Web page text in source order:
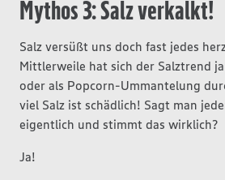
Mythos 3: Salz verkalkt!
Salz versüßt uns doch fast jedes
Mittlerweile hat sich der Salztrend
oder als Popcorn-Ummantelung
viel Salz ist schädlich! Sagt man
eigentlich und stimmt das wirklich?
Ja!